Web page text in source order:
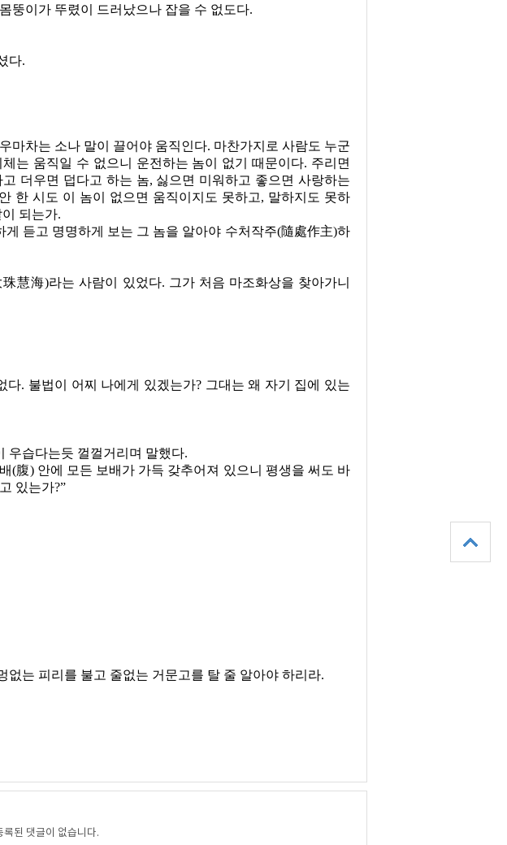
뚱이가 뚜렸이 드러났으나 잡을 수 없도다.
다.
우마차는 소나 말이 끌어야 움직인다. 마찬가지로 사람도 누군
체는 움직일 수 없으니 운전하는 놈이 없기 때문이다. 주리면
더우면 덥다고 하는 놈, 싫으면 미워하고 좋으면 사랑하는
한 시도 이 놈이 없으면 움직이지도 못하고, 말하지도 못하
되는가.
게 듣고 명명하게 보는 그 놈을 알아야 수처작주(隨處作主)하
珠慧海)라는 사람이 있었다. 그가 처음 마조화상을 찾아가니
다. 불법이 어찌 나에게 있겠는가? 그대는 왜 자기 집에 있는
우습다는듯 껄껄거리며 말했다.
(腹) 안에 모든 보배가 가득 갖추어져 있으니 평생을 써도 바
있는가?”
없는 피리를 불고 줄없는 거문고를 탈 줄 알아야 하리라.
록된 댓글이 없습니다.